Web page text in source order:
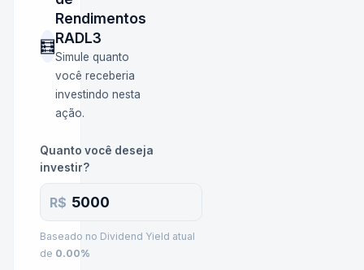
🧮
Rendimentos
RADL3
Simule quanto
você receberia
investindo nesta
ação.
Quanto você deseja
investir?
R$
Baseado no Dividend Yield atual
de 0.00%